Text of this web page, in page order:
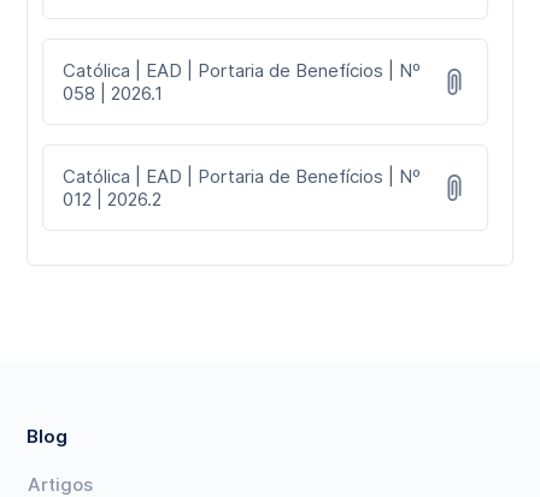
Católica | EAD | Portaria de Benefícios | Nº
058 | 2026.1
Católica | EAD | Portaria de Benefícios | Nº
012 | 2026.2
Blog
Artigos